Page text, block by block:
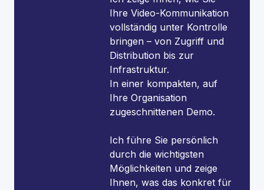
Ihre Video-Kommunikation
vollständig unter Kontrolle
bringen – von Zugriff und
Distribution bis zur
Infrastruktur.
In einer kompakten, auf
Ihre Organisation
zugeschnittenen Demo.
Ich führe Sie persönlich
durch die wichtigsten
Möglichkeiten und zeige
Ihnen, was das konkret für